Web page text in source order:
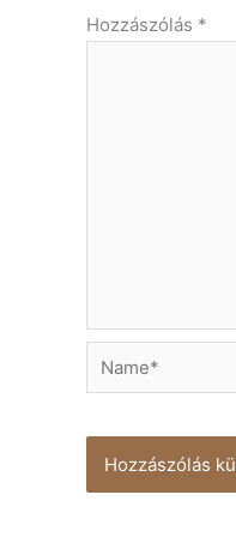
Hozzászólás *
Name*